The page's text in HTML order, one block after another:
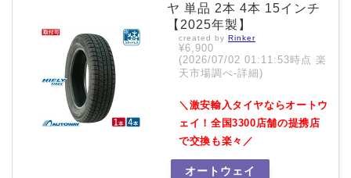
ヤ 単品 2本 4本 15インチ
【2025年製】
created by Rinker
¥6,900
(2026/07/02 01:11:53時点 楽
天市場調べ-詳細)
＼激安輸入タイヤならオートウ
ェイ！全国3300店舗の提携店
で交換も楽々／
オートウェイ